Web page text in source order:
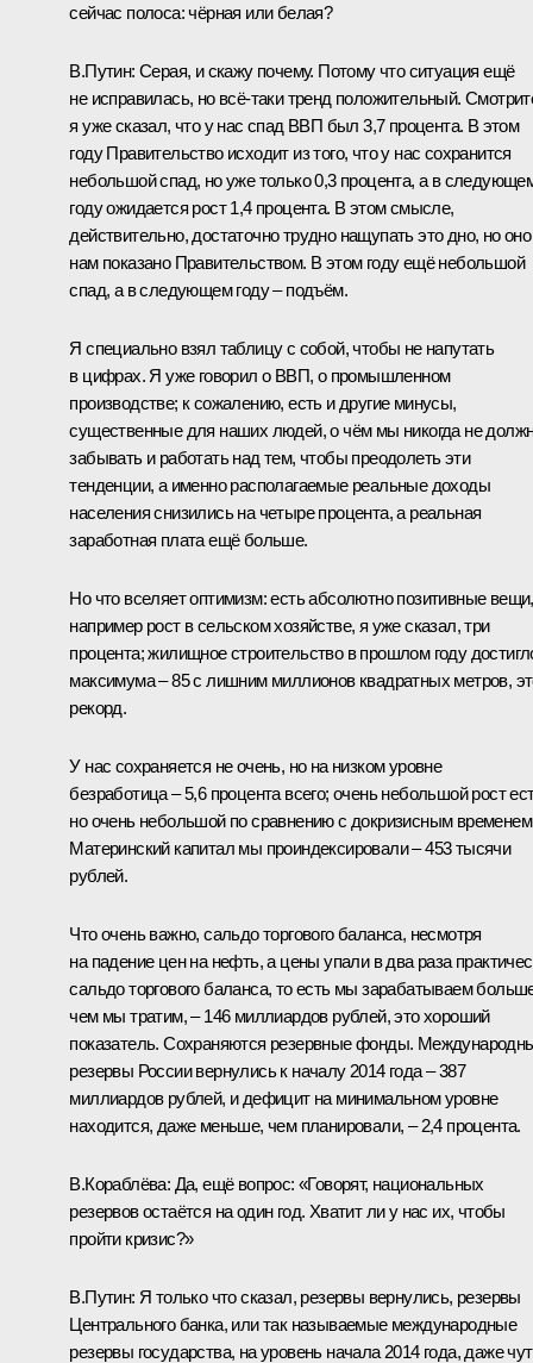
сейчас полоса: чёрная или белая?
В.Путин: Серая, и скажу почему. Потому что ситуация ещё
не исправилась, но всё‑таки тренд положительный.
я уже сказал, что у нас спад ВВП был 3,7 процента. В этом
году Правительство исходит из того, что у нас сохранится
небольшой спад, но уже только 0,3 процента, а в
году ожидается рост 1,4 процента. В этом смысле,
действительно, достаточно трудно нащупать это дно, но оно
нам показано Правительством. В этом году ещё небольшой
спад, а в следующем году – подъём.
Я специально взял таблицу с собой, чтобы не напутать
в цифрах. Я уже говорил о ВВП, о промышленном
производстве; к сожалению, есть и другие минусы,
существенные для наших людей, о чём мы никогда не
забывать и работать над тем, чтобы преодолеть эти
тенденции, а именно располагаемые реальные доходы
населения снизились на четыре процента, а реальная
заработная плата ещё больше.
Но что вселяет оптимизм: есть абсолютно позитивные вещи,
например рост в сельском хозяйстве, я уже сказал, три
процента; жилищное строительство в прошлом году
максимума – 85 с лишним миллионов квадратных метров,
рекорд.
У нас сохраняется не очень, но на низком уровне
безработица – 5,6 процента всего; очень небольшой рост
но очень небольшой по сравнению с докризисным
Материнский капитал мы проиндексировали – 453 тысячи
рублей.
Что очень важно, сальдо торгового баланса, несмотря
на падение цен на нефть, а цены упали в два раза
сальдо торгового баланса, то есть мы зарабатываем
чем мы тратим, – 146 миллиардов рублей, это хороший
показатель. Сохраняются резервные фонды.
резервы России вернулись к началу 2014 года – 387
миллиардов рублей, и дефицит на минимальном уровне
находится, даже меньше, чем планировали, – 2,4 процента.
В.Кораблёва: Да, ещё вопрос: «Говорят, национальных
резервов остаётся на один год. Хватит ли у нас их, чтобы
пройти кризис?»
В.Путин: Я только что сказал, резервы вернулись, резервы
Центрального банка, или так называемые международные
резервы государства, на уровень начала 2014 года, даже